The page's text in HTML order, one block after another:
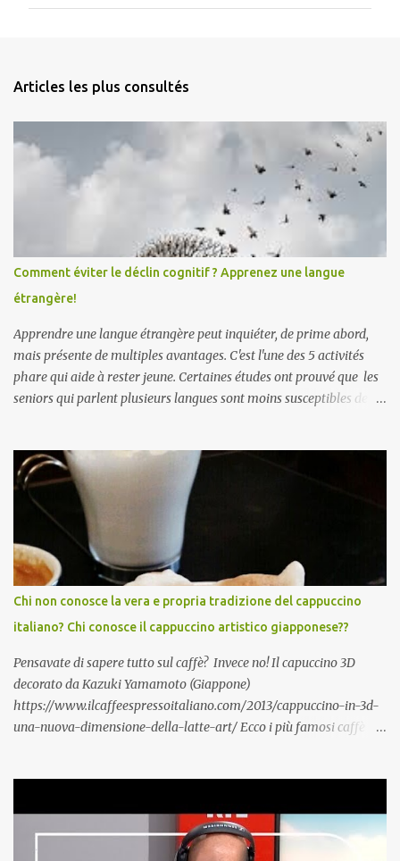
n
Articles les plus consultés
Comment éviter le déclin cognitif ? Apprenez une langue
étrangère!
Apprendre une langue étrangère peut inquiéter, de prime abord,
mais présente de multiples avantages. C'est l'une des 5 activités
phare qui aide à rester jeune. Certaines études ont prouvé que les
seniors qui parlent plusieurs langues sont moins susceptibles de
également la créativité . Par ailleurs, une étude Ifop/Babbel prouve
que l’âge n’est pas une barrière pour apprendre une langue
étrangère /.../ 85 % des seniors se disent encore capables
d’apprendre une langue étrangère, 91 % d’entre eux estiment
même que c’est l’une des meilleures façons de rester alerte
mentalement./...De plus i ls disposent de certains atouts que l’on
acquiert avec les années. A lors, qu'attendez-vous pour vous y
mettre vous aussi?! Italiano, English?
https://www.silvereco.fr/lage-loin-detre-une-barriere-pour-
apprendre-une-langue-etrangere/3173411...
Chi non conosce la vera e propria tradizione del cappuccino
italiano? Chi conosce il cappuccino artistico giapponese??
Pensavate di sapere tutto sul caffè? Invece no! Il capuccino 3D
decorato da Kazuki Yamamoto (Giappone)
https://www.ilcaffeespressoitaliano.com/2013/cappuccino-in-3d-
una-nuova-dimensione-della-latte-art/ Ecco i più famosi caffè
espresso molto ridotto, talvolta fino a poche gocce soltanto. È una
bevanda tipica dell' Italia Caffè lungo è ottenuto con le macchine
espresso facendo defluire più acqua del solito Caffè macchiato si